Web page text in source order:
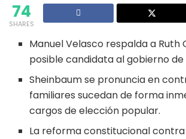
74
SHARES
Manuel Velasco respalda a Ruth
posible candidata al gobierno de
Sheinbaum se pronuncia en
familiares sucedan de forma
cargos de elección popular.
La reforma constitucional